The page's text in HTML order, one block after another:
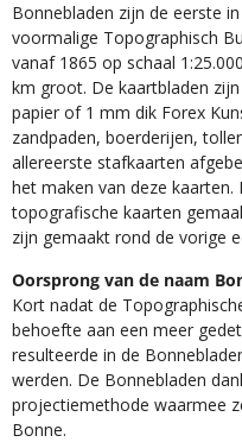
Bonnebladen zijn de eerste
voormalige Topographisch
vanaf 1865 op schaal
km groot. De kaartbladen
papier of 1 mm dik Forex
zandpaden, boerderijen,
allereerste stafkaarten
het maken van deze kaarten.
topografische kaarten
zijn gemaakt rond de vorige
Oorsprong van de naam
Kort nadat de
behoefte aan een meer
resulteerde in de
werden. De Bonnebladen
projectiemethode waarmee
Bonne.